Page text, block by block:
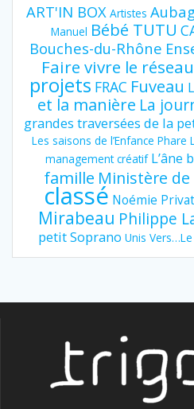
ART'IN BOX Artistes
Manuel Bébé TUTU
Bouches-du-Rhône
Faire vivre le réseau
projets FRAC Fuveau
et la manière La
grandes traversées de la
Les saisons de l’Enfance Phare
management créatif L’âne
famille Ministère
classé Noémie Privat
Mirabeau Philippe
petit Soprano Unis